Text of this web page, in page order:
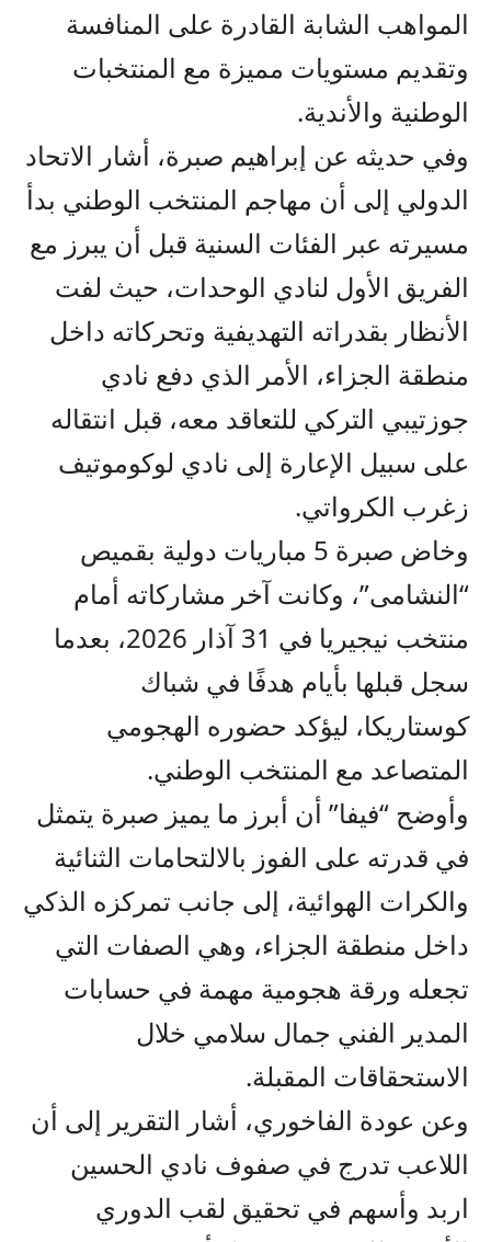
المواهب الشابة القادرة على المنافسة
وتقديم مستويات مميزة مع المنتخبات
الوطنية والأندية.
وفي حديثه عن إبراهيم صبرة، أشار الاتحاد
الدولي إلى أن مهاجم المنتخب الوطني بدأ
مسيرته عبر الفئات السنية قبل أن يبرز مع
الفريق الأول لنادي الوحدات، حيث لفت
الأنظار بقدراته التهديفية وتحركاته داخل
منطقة الجزاء، الأمر الذي دفع نادي
جوزتيبي التركي للتعاقد معه، قبل انتقاله
على سبيل الإعارة إلى نادي لوكوموتيف
زغرب الكرواتي.
وخاض صبرة 5 مباريات دولية بقميص
“النشامى”، وكانت آخر مشاركاته أمام
منتخب نيجيريا في 31 آذار 2026، بعدما
سجل قبلها بأيام هدفًا في شباك
كوستاريكا، ليؤكد حضوره الهجومي
المتصاعد مع المنتخب الوطني.
وأوضح “فيفا” أن أبرز ما يميز صبرة يتمثل
في قدرته على الفوز بالالتحامات الثنائية
والكرات الهوائية، إلى جانب تمركزه الذكي
داخل منطقة الجزاء، وهي الصفات التي
تجعله ورقة هجومية مهمة في حسابات
المدير الفني جمال سلامي خلال
الاستحقاقات المقبلة.
وعن عودة الفاخوري، أشار التقرير إلى أن
اللاعب تدرج في صفوف نادي الحسين
اربد وأسهم في تحقيق لقب الدوري